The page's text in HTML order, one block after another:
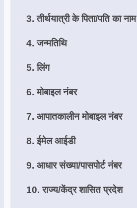
3. तीर्थयात्री के पिता/पति का नाम
4. जन्मतिथि
5. लिंग
6. मोबाइल नंबर
7. आपातकालीन मोबाइल नंबर
8. ईमेल आईडी
9. आधार संख्या/पासपोर्ट नंबर
10. राज्य/केंद्र शासित प्रदेश